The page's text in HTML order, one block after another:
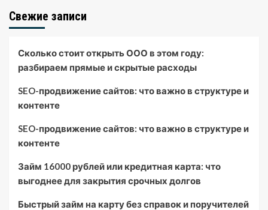
Свежие записи
Сколько стоит открыть ООО в этом году:
разбираем прямые и скрытые расходы
SEO-продвижение сайтов: что важно в структуре и
контенте
SEO-продвижение сайтов: что важно в структуре и
контенте
Займ 16000 рублей или кредитная карта: что
выгоднее для закрытия срочных долгов
Быстрый займ на карту без справок и поручителей